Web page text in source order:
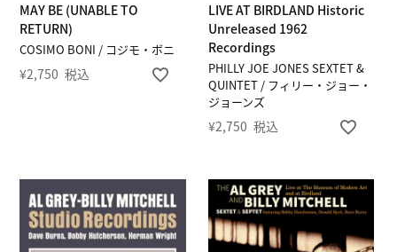
COSIMO BONI / コジモ・ボニ
MAY BE (UNABLE TO
RETURN)
¥2,750 税込
PHILLY JOE JONES SEXTET &
QUINTET / フィリー・ジョー・
ジョーンズ
LIVE AT BIRDLAND Historic
Unreleased 1962
Recordings
¥2,750 税込